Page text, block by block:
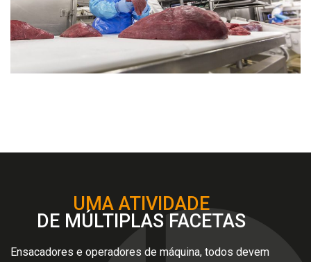
UMA ATIVIDADE
DE MÚLTIPLAS FACETAS
Ensacadores e operadores de máquina, todos devem